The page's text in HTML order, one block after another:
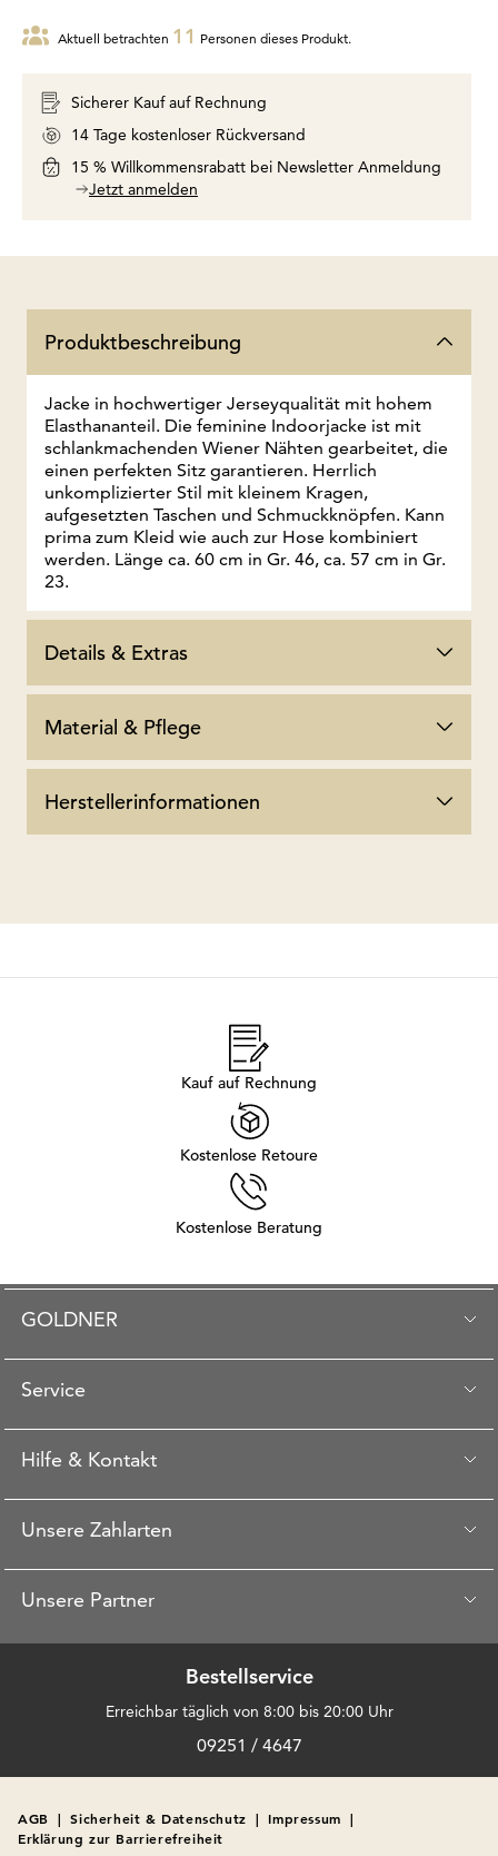
Aktuell betrachten 11 Personen dieses Produkt.
Sicherer Kauf auf Rechnung
14 Tage kostenloser Rückversand
15 % Willkommensrabatt bei Newsletter Anmeldung
Jetzt anmelden
Produktbeschreibung
Jacke in hochwertiger Jerseyqualität mit hohem
Elasthananteil. Die feminine Indoorjacke ist mit
schlankmachenden Wiener Nähten gearbeitet, die
einen perfekten Sitz garantieren. Herrlich
unkomplizierter Stil mit kleinem Kragen,
aufgesetzten Taschen und Schmuckknöpfen. Kann
prima zum Kleid wie auch zur Hose kombiniert
werden. Länge ca. 60 cm in Gr. 46, ca. 57 cm in Gr.
23.
Details & Extras
Material & Pflege
Herstellerinformationen
Kauf auf Rechnung
Kostenlose Retoure
Kostenlose Beratung
GOLDNER
Service
Hilfe & Kontakt
Unsere Zahlarten
Unsere Partner
Bestellservice
Erreichbar täglich von 8:00 bis 20:00 Uhr
09251 / 4647
AGB | Sicherheit & Datenschutz | Impressum |
Erklärung zur Barrierefreiheit